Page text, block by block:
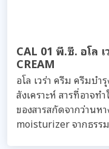
CAL 01 พี.ซี. อโล
CREAM
อโล เวร่า ครีม ครีมบ
สังเคราะห์ สารที่อาจท
ของสารสกัดจากว่านห
moisturizer จากธรร